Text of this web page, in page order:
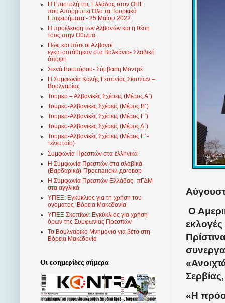
Ο
«Η
Η Επιστολή της Ελλάδας στον ΟΗΕ
που Απορρίπτει Όλα τα Τουρκικά
Επιχειρήματα - 25 Μαΐου 2022
Η προέλευση των Αλβανών και η θέση
τους στην Οθωμα...
Πώς και πότε οι Αλβανοί
εγκαταστάθηκαν στα Βαλκάνια- Σλαβική
άποψη
Στενά Βοσπόρου- Σύμβαση Μοντρέ
Η Συμφωνία Καλής Γειτονίας Σκοπίων –
Βουλγαρίας
Τουρκο – Αλβανικές Σχέσεις (Mέρος Α΄)
Τουρκο-Αλβανικές Σχέσεις (Μέρος Β΄)
Τουρκο-Αλβανικές Σχέσεις (Μέρος Γ΄)
Τουρκο-Αλβανικές Σχέσεις (Μέρος Δ΄)
Τουρκο-Αλβανικές Σχέσεις (Μέρος Ε΄-
τελευταίο)
Συμφωνία Πρεσπών στα ελληνικά
Η Συμφωνία Πρεσπών στα σλαβικά
(Βαρδαρικά)-Преспански договор
Η Συμφωνία Πρεσπών Ελλάδας- πΓΔΜ
στα αγγλικά
ΥΠΕΞ: Εγκύκλιος για τη χρήση του
ονόματος ‘Βόρεια Μακεδονία’
ΥΠΕΞ Σκοπίων: Εγκύκλιος για χρήση
όρων της Συμφωνίας Πρεσπών
Το Βουλγαρικό Μνημόνιο για βέτο στη
Βόρεια Μακεδονία
Οι εφημερίδες σήμερα